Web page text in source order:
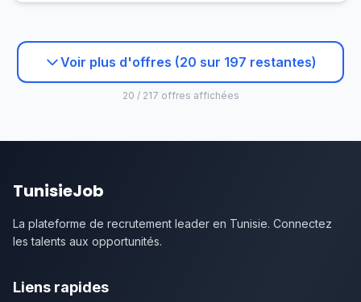
Voir plus d'offres (20 sur 197 restantes)
20 / 217 offres affichées
TunisieJob
La plateforme de recrutement leader en Tunisie. Connectez
les talents aux opportunités.
Liens rapides